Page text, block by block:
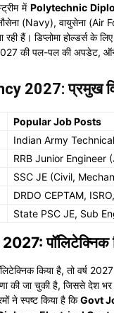
मेंPolytechnic
(Navy), वायुसेना (Air
रही हैं। डिप्लोमा होल्डर्स
की पल-पल की अपडेट,
2027: प्रमुख
Popular Job Posts
Indian Army
RRB Junior Engineer
SSC JE (Civil,
DRDO CEPTAM,
State PSC JE, Sub
पॉलिटेक्निक
किया है, तो वर्ष
की जा चुकी है, जिससे देश
ने स्पष्ट किया है किGovt